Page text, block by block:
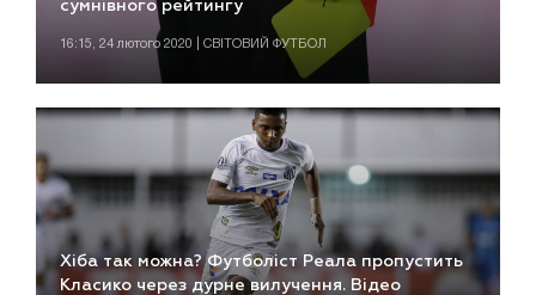
сумнівного рейтингу
16:15, 24 лютого 2020 | СВІТОВИЙ ФУТБОЛ
Хіба так можна? Футболіст Реала пропустить
Класико через дурне вилучення. Відео